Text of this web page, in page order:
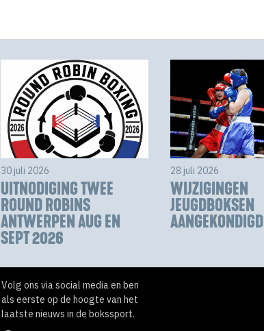
30 juli 2026
UITNODIGING TWEE
ROUND ROBINS
ANTWERPEN AUG EN
SEPT 2026
28 juli 2026
WIJZIGINGEN
JEUGDBOKSEN
AANGEKONDIGD
Volg ons via social media en ben
als eerste op de hoogte van het
laatste nieuws in de bokssport.